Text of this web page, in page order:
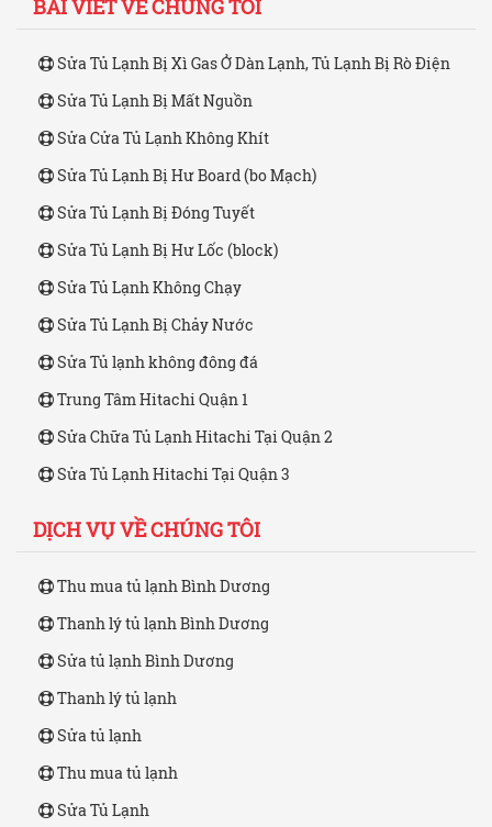
BÀI VIẾT VỀ CHÚNG TÔI
Sửa Tủ Lạnh Bị Xì Gas Ở Dàn Lạnh, Tủ Lạnh Bị Rò Điện
Sửa Tủ Lạnh Bị Mất Nguồn
Sửa Cửa Tủ Lạnh Không Khít
Sửa Tủ Lạnh Bị Hư Board (bo Mạch)
Sửa Tủ Lạnh Bị Đóng Tuyết
Sửa Tủ Lạnh Bị Hư Lốc (block)
Sửa Tủ Lạnh Không Chạy
Sửa Tủ Lạnh Bị Chảy Nước
Sửa Tủ lạnh không đông đá
Trung Tâm Hitachi Quận 1
Sửa Chữa Tủ Lạnh Hitachi Tại Quận 2
Sửa Tủ Lạnh Hitachi Tại Quận 3
DỊCH VỤ VỀ CHÚNG TÔI
Thu mua tủ lạnh Bình Dương
Thanh lý tủ lạnh Bình Dương
Sửa tủ lạnh Bình Dương
Thanh lý tủ lạnh
Sửa tủ lạnh
Thu mua tủ lạnh
Sửa Tủ Lạnh